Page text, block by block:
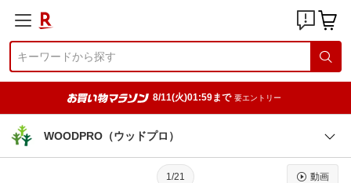
8/11(火)01:59まで 要エントリー
WOODPRO（ウッドプロ）
1/21 動画